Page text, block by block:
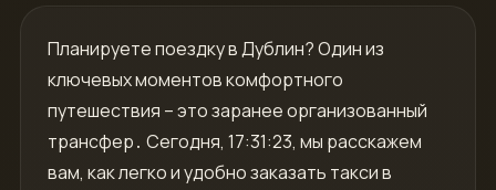
Планируете поездку в Дублин? Один из
ключевых моментов комфортного
путешествия – это заранее организованный
трансфер․ Сегодня, 17:31:23, мы расскажем
вам, как легко и удобно заказать такси в